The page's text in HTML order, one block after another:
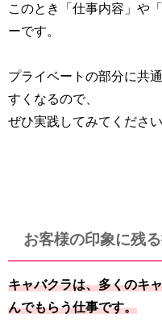
このとき「仕事内容」や
ーです。
プライベートの部分に共
すくなるので、
ぜひ実践してみてくださ
お客様の印象に残
キャバクラは、多くのキ
んでもらう仕事です。